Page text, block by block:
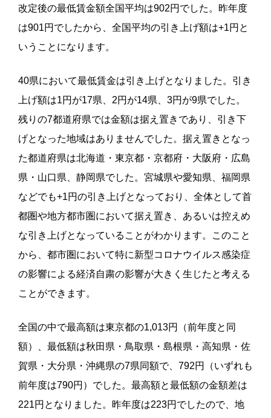
改定後の最低賃金額全国平均は902円でした。昨年度
は901円でしたから、全国平均の引き上げ額は+1円と
いうことになります。
40県において最低賃金は引き上げとなりました。引き
上げ額は1円が17県、 2円が14県、 3円が9県でした。
残りの7都道府県では金額は据え置きであり、引き下
げとなった地域はありませんでした。 据え置きとなっ
た都道府県は北海道・東京都・京都府・大阪府・広島
県・山口県、静岡県でした。 宮城県や愛知県、福岡県
などでも+1円の引き上げとなっており、全体として首
都圏や地方都市圏において据え置き、あるいは控えめ
な引き上げとなっていることがわかります。
このこと
から、都市圏において特に新型コロナウイルス感染症
の影響による経済自粛の影響が大きく生じたと考える
ことができます。
全国の中で最高額は東京都の1,013円（前年度と同
額）、最低額は秋田県・鳥取県・島根県・高知県・佐
賀県・大分県・沖縄県の7県同額で、 792円（いずれも
前年度は790円）でした。 最高額と最低額の金額差は
221円となりました。昨年度は223円でしたので、地